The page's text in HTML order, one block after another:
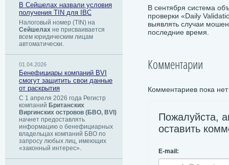
В сентября система
проверки «Daily
выявлять случаи
последние время.
Комментарии
Комментариев пока нет
Пожалуйста,
оставить
E-mail:
В Сейшелах назвали условия
получения TIN для IBC
Налоговый номер (TIN) на
Сейшелах не присваивается
всем юридическим лицам
автоматически.
01.04.2026
Бенефициары компаний BVI
смогут защитить свои данные
от раскрытия
С 1 апреля 2026 года Регистр
компаний Британских
Виргинских островов (БВО, BVI)
начнет предоставлять
информацию о бенефициарных
владельцах компаний БВО по
запросу любых лиц, имеющих
«законный интерес».